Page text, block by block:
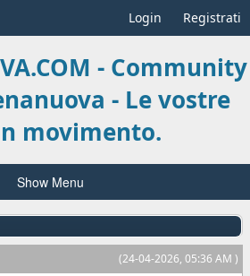
Login Registrati
- Community
- Le vostre
movimento.
Show Menu
(24-04-2026, 05:36 AM )